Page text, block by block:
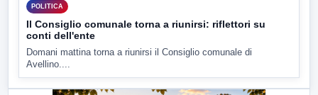
POLITICA
Il Consiglio comunale torna a riunirsi: riflettori su
conti dell'ente
Domani mattina torna a riunirsi il Consiglio comunale di
Avellino....